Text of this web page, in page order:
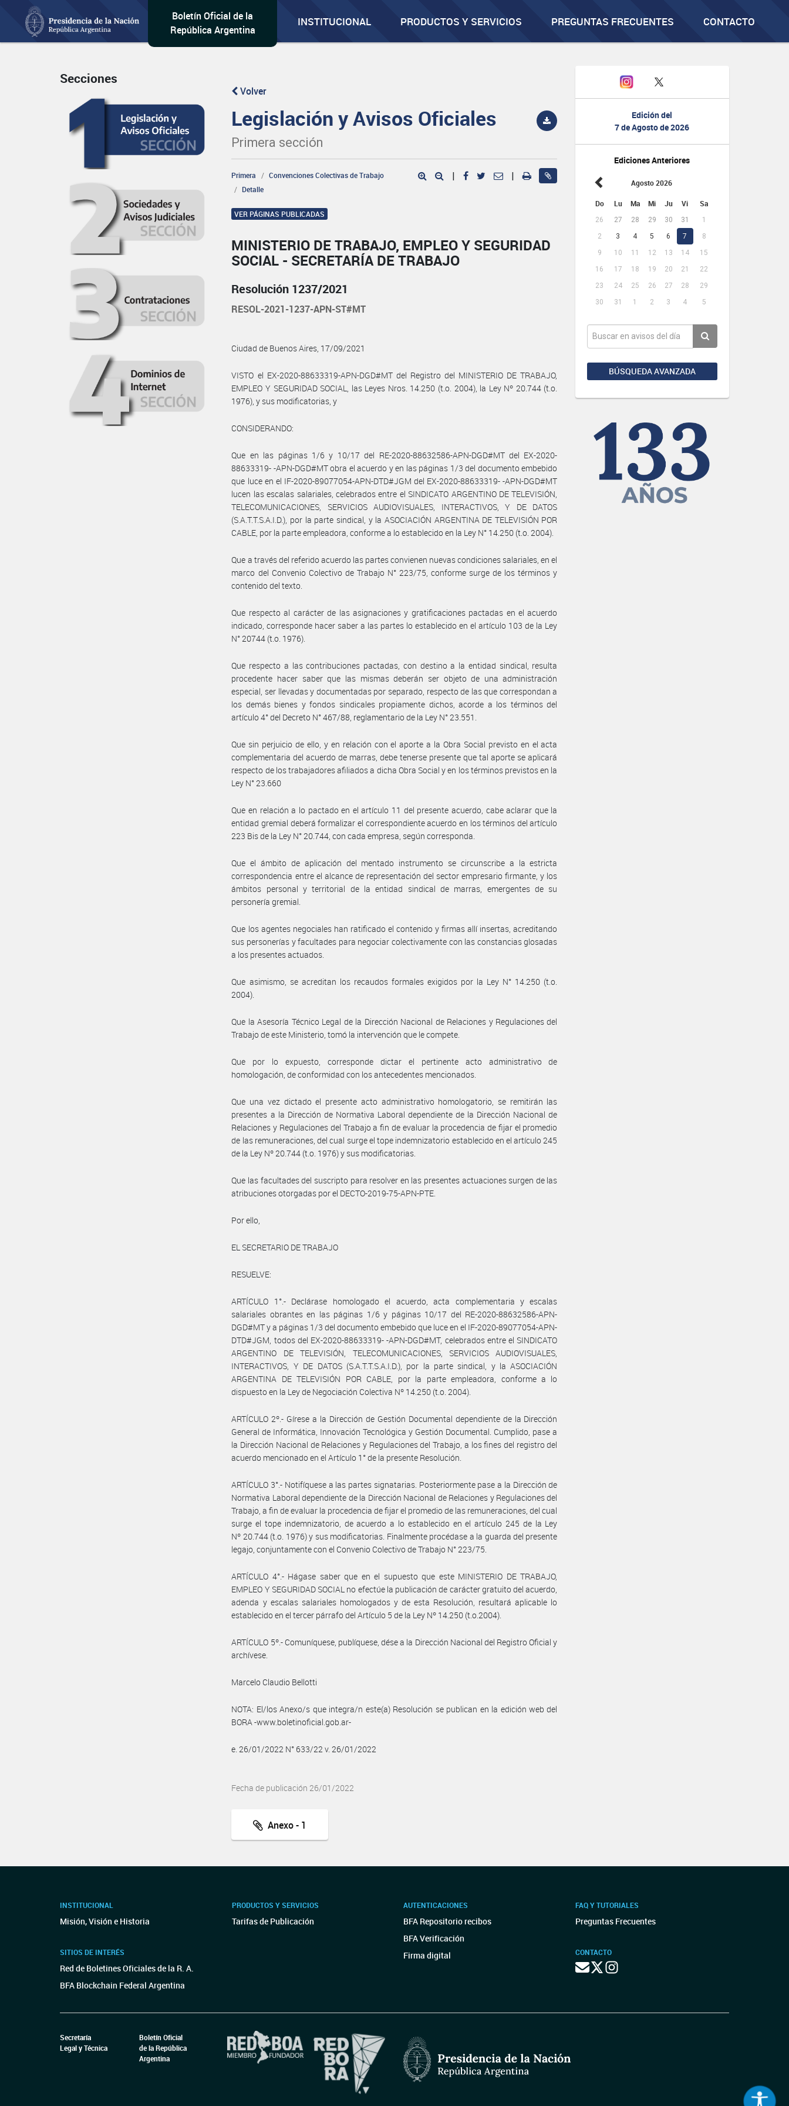
Boletín Oficial de la
República Argentina
INSTITUCIONAL PRODUCTOS Y SERVICIOS PREGUNTAS FRECUENTES CONTACTO
Edición del
7 de Agosto de 2026
Ediciones Anteriores
Agosto 2026
Do Lu Ma Mi Ju Vi Sa
26 27 28 29 30 31
1
2
3 4 5 6 7
8
9
10 11 12 13 14
15
16
17 18 19 20 21
22
23
24 25 26 27 28
29
30
31 1 2 3 4 5
BÚSQUEDA AVANZADA
Secciones
Volver
Legislación y Avisos Oficiales
Primera sección
Primera
Convenciones Colectivas de Trabajo
Detalle
| |
VER PÁGINAS PUBLICADAS
MINISTERIO DE TRABAJO, EMPLEO Y SEGURIDAD
SOCIAL - SECRETARÍA DE TRABAJO
Resolución 1237/2021
RESOL-2021-1237-APN-ST#MT
Ciudad de Buenos Aires, 17/09/2021
VISTO el EX-2020-88633319-APN-DGD#MT del Registro del MINISTERIO DE TRABAJO,
EMPLEO Y SEGURIDAD SOCIAL, las Leyes Nros. 14.250 (t.o. 2004), la Ley Nº 20.744 (t.o.
1976), y sus modificatorias, y
CONSIDERANDO:
Que en las páginas 1/6 y 10/17 del RE-2020-88632586-APN-DGD#MT del EX-2020-
88633319- -APN-DGD#MT obra el acuerdo y en las páginas 1/3 del documento embebido
que luce en el IF-2020-89077054-APN-DTD#JGM del EX-2020-88633319- -APN-DGD#MT
lucen las escalas salariales, celebrados entre el SINDICATO ARGENTINO DE TELEVISIÓN,
TELECOMUNICACIONES, SERVICIOS AUDIOVISUALES, INTERACTIVOS, Y DE DATOS
(S.A.T.T.S.A.I.D.), por la parte sindical, y la ASOCIACIÓN ARGENTINA DE TELEVISIÓN POR
CABLE, por la parte empleadora, conforme a lo establecido en la Ley N° 14.250 (t.o. 2004).
Que a través del referido acuerdo las partes convienen nuevas condiciones salariales, en el
marco del Convenio Colectivo de Trabajo N° 223/75, conforme surge de los términos y
contenido del texto.
Que respecto al carácter de las asignaciones y gratificaciones pactadas en el acuerdo
indicado, corresponde hacer saber a las partes lo establecido en el artículo 103 de la Ley
N° 20744 (t.o. 1976).
Que respecto a las contribuciones pactadas, con destino a la entidad sindical, resulta
procedente hacer saber que las mismas deberán ser objeto de una administración
especial, ser llevadas y documentadas por separado, respecto de las que correspondan a
los demás bienes y fondos sindicales propiamente dichos, acorde a los términos del
artículo 4° del Decreto N° 467/88, reglamentario de la Ley N° 23.551.
Que sin perjuicio de ello, y en relación con el aporte a la Obra Social previsto en el acta
complementaria del acuerdo de marras, debe tenerse presente que tal aporte se aplicará
respecto de los trabajadores afiliados a dicha Obra Social y en los términos previstos en la
Ley N° 23.660
Que en relación a lo pactado en el artículo 11 del presente acuerdo, cabe aclarar que la
entidad gremial deberá formalizar el correspondiente acuerdo en los términos del artículo
223 Bis de la Ley N° 20.744, con cada empresa, según corresponda.
Que el ámbito de aplicación del mentado instrumento se circunscribe a la estricta
correspondencia entre el alcance de representación del sector empresario firmante, y los
ámbitos personal y territorial de la entidad sindical de marras, emergentes de su
personería gremial.
Que los agentes negociales han ratificado el contenido y firmas allí insertas, acreditando
sus personerías y facultades para negociar colectivamente con las constancias glosadas
a los presentes actuados.
Que asimismo, se acreditan los recaudos formales exigidos por la Ley N° 14.250 (t.o.
2004).
Que la Asesoría Técnico Legal de la Dirección Nacional de Relaciones y Regulaciones del
Trabajo de este Ministerio, tomó la intervención que le compete.
Que por lo expuesto, corresponde dictar el pertinente acto administrativo de
homologación, de conformidad con los antecedentes mencionados.
Que una vez dictado el presente acto administrativo homologatorio, se remitirán las
presentes a la Dirección de Normativa Laboral dependiente de la Dirección Nacional de
Relaciones y Regulaciones del Trabajo a fin de evaluar la procedencia de fijar el promedio
de las remuneraciones, del cual surge el tope indemnizatorio establecido en el artículo 245
de la Ley Nº 20.744 (t.o. 1976) y sus modificatorias.
Que las facultades del suscripto para resolver en las presentes actuaciones surgen de las
atribuciones otorgadas por el DECTO-2019-75-APN-PTE.
Por ello,
EL SECRETARIO DE TRABAJO
RESUELVE:
ARTÍCULO 1°.- Declárase homologado el acuerdo, acta complementaria y escalas
salariales obrantes en las páginas 1/6 y páginas 10/17 del RE-2020-88632586-APN-
DGD#MT y a páginas 1/3 del documento embebido que luce en el IF-2020-89077054-APN-
DTD#JGM, todos del EX-2020-88633319- -APN-DGD#MT, celebrados entre el SINDICATO
ARGENTINO DE TELEVISIÓN, TELECOMUNICACIONES, SERVICIOS AUDIOVISUALES,
INTERACTIVOS, Y DE DATOS (S.A.T.T.S.A.I.D.), por la parte sindical, y la ASOCIACIÓN
ARGENTINA DE TELEVISIÓN POR CABLE, por la parte empleadora, conforme a lo
dispuesto en la Ley de Negociación Colectiva Nº 14.250 (t.o. 2004).
ARTÍCULO 2º.- Gírese a la Dirección de Gestión Documental dependiente de la Dirección
General de Informática, Innovación Tecnológica y Gestión Documental. Cumplido, pase a
la Dirección Nacional de Relaciones y Regulaciones del Trabajo, a los fines del registro del
acuerdo mencionado en el Artículo 1° de la presente Resolución.
ARTÍCULO 3°.- Notifíquese a las partes signatarias. Posteriormente pase a la Dirección de
Normativa Laboral dependiente de la Dirección Nacional de Relaciones y Regulaciones del
Trabajo, a fin de evaluar la procedencia de fijar el promedio de las remuneraciones, del cual
surge el tope indemnizatorio, de acuerdo a lo establecido en el artículo 245 de la Ley
Nº 20.744 (t.o. 1976) y sus modificatorias. Finalmente procédase a la guarda del presente
legajo, conjuntamente con el Convenio Colectivo de Trabajo N° 223/75.
ARTÍCULO 4°.- Hágase saber que en el supuesto que este MINISTERIO DE TRABAJO,
EMPLEO Y SEGURIDAD SOCIAL no efectúe la publicación de carácter gratuito del acuerdo,
adenda y escalas salariales homologados y de esta Resolución, resultará aplicable lo
establecido en el tercer párrafo del Artículo 5 de la Ley Nº 14.250 (t.o.2004).
ARTÍCULO 5º.- Comuníquese, publíquese, dése a la Dirección Nacional del Registro Oficial y
archívese.
Marcelo Claudio Bellotti
NOTA: El/los Anexo/s que integra/n este(a) Resolución se publican en la edición web del
BORA -www.boletinoficial.gob.ar-
e. 26/01/2022 N° 633/22 v. 26/01/2022
Fecha de publicación 26/01/2022
Anexo - 1
INSTITUCIONAL
Misión, Visión e Historia
SITIOS DE INTERÉS
Red de Boletines Oficiales de la R. A.
BFA Blockchain Federal Argentina
PRODUCTOS Y SERVICIOS
Tarifas de Publicación
AUTENTICACIONES
BFA Repositorio recibos
BFA Verificación
Firma digital
FAQ Y TUTORIALES
Preguntas Frecuentes
CONTACTO
Secretaría
Legal y Técnica
Boletín Oficial
de la República
Argentina